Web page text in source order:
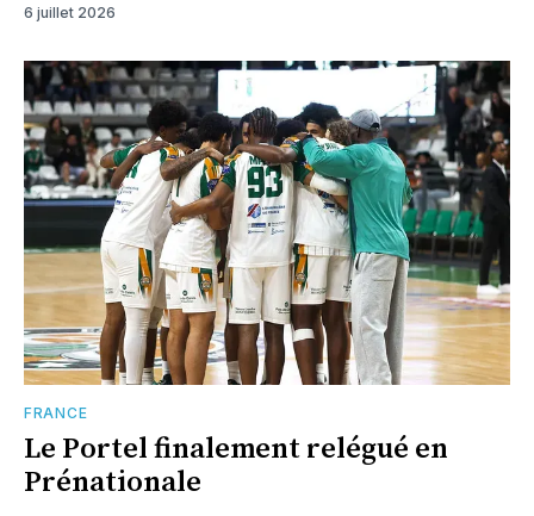
6 juillet 2026
FRANCE
Le Portel finalement relégué en
Prénationale